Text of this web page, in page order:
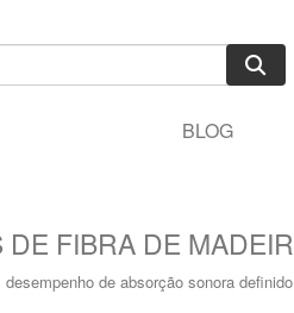
BLOG
DE FIBRA DE
de absorção sonora